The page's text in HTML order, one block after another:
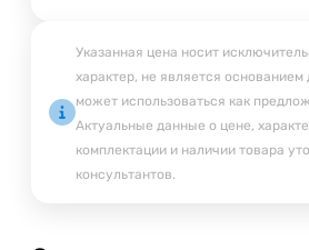
Указанная цена носит
характер, не является основанием
может использоваться как
Актуальные данные о цене,
комплектации и наличии товара
консультантов.